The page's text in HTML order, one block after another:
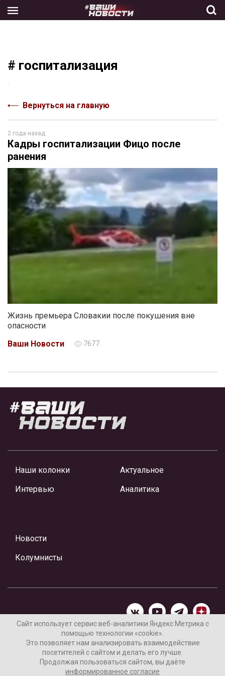
the
# госпитализация
Вернуться на главную
2 года назад
Кадры госпитализации Фицо после
ранения
Жизнь премьера Словакии после покушения вне
опасности
Ваши Новости
7677
Наши колонки
Интервью
Актуальное
Аналитика
Новости
Колумнисты
Материалы предоставлены редакцией Интернет-газеты
«Ваши новости»
Нашли ошибку? Выделите ее и нажмите Ctrl+Enter
Сайт использует сервис веб-аналитики Яндекс Метрика с
помощью технологии «cookie».
Это позволяет нам анализировать взаимодействие
посетителей с сайтом и делать его лучше.
Продолжая пользоваться сайтом, вы даёте
информированное согласие